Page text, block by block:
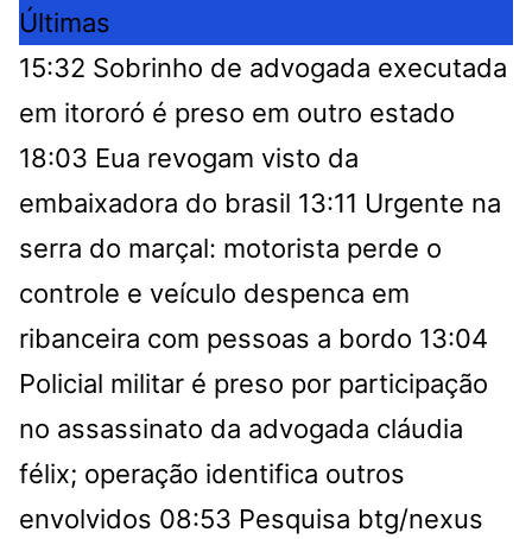
Últimas
15:32 Sobrinho de advogada executada
em itororó é preso em outro estado
18:03 Eua revogam visto da
embaixadora do brasil 13:11 Urgente na
serra do marçal: motorista perde o
controle e veículo despenca em
ribanceira com pessoas a bordo 13:04
Policial militar é preso por participação
no assassinato da advogada cláudia
félix; operação identifica outros
envolvidos 08:53 Pesquisa btg/nexus